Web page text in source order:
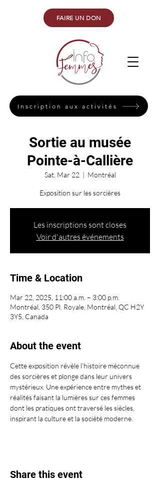
FAIRE UN DON
Inscription aux activités
Sortie au musée
Pointe-à-Callière
Sat, Mar 22
  |
Montréal
Exposition sur les sorcières
Les inscriptions sont closes
Voir d'autres événements
Time & Location
Mar 22, 2025, 11:00 a.m. – 3:00 p.m.
Montréal, 350 Pl. Royale, Montréal, QC H2Y
3Y5, Canada
About the event
Cette exposition révèle l'histoire méconnue
des sorcières et plonge dans leur univers
mystérieux. Une expérience entre mythes et
réalités faisant la lumières sur ces femmes
dont les pratiques ont traversé les siècles,
inspirant la culture et la société moderne.
Share this event